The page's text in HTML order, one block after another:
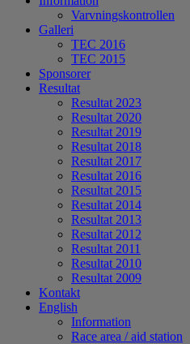
Varvningskontrollen
Galleri
TEC 2016
TEC 2015
Sponsorer
Resultat
Resultat 2023
Resultat 2020
Resultat 2019
Resultat 2018
Resultat 2017
Resultat 2016
Resultat 2015
Resultat 2014
Resultat 2013
Resultat 2012
Resultat 2011
Resultat 2010
Resultat 2009
Kontakt
English
Information
Race area / aid station